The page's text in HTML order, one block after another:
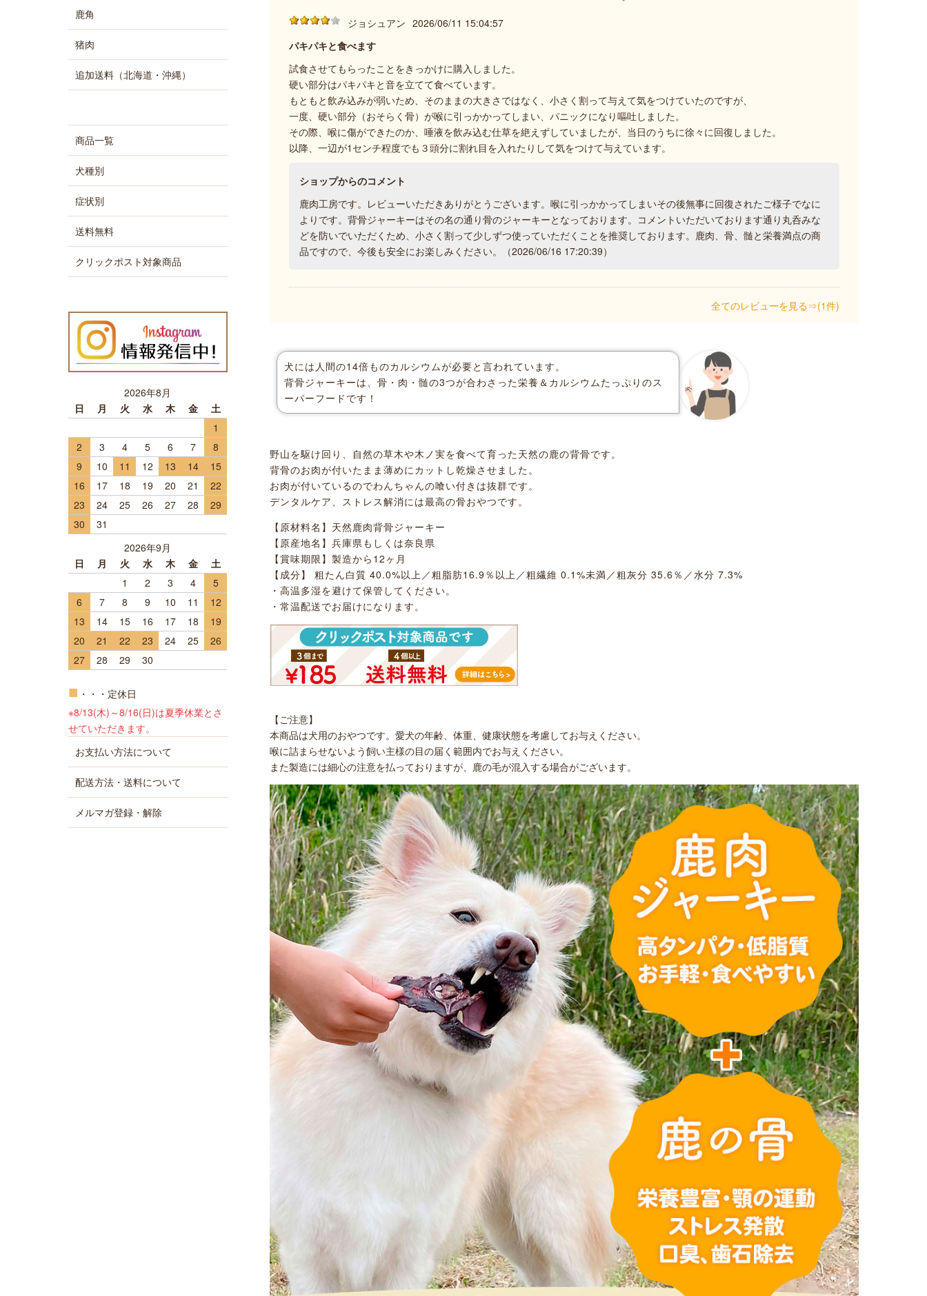
ジョシュアン 2026/06/11 15:04:57
パキパキと食べます
試食させてもらったことをきっかけに購入しました。
硬い部分はパキパキと音を立てて食べています。
もともと飲み込みが弱いため、そのままの大きさではなく、小さく割って与えて気をつけていたのですが、
一度、硬い部分（おそらく骨）が喉に引っかかってしまい、パニックになり嘔吐しました。
その際、喉に傷ができたのか、唾液を飲み込む仕草を絶えずしていましたが、当日のうちに徐々に回復しました。
以降、一辺が1センチ程度でも３頭分に割れ目を入れたりして気をつけて与えています。
ショップからのコメント
鹿肉工房です。レビューいただきありがとうございます。喉に引っかかってしまいその後無事に回復されたご様子でなに
よりです。背骨ジャーキーはその名の通り骨のジャーキーとなっております。コメントいただいております通り丸呑みな
どを防いでいただくため、小さく割って少しずつ使っていただくことを推奨しております。鹿肉、骨、髄と栄養満点の商
品ですので、今後も安全にお楽しみください。（2026/06/16 17:20:39）
全てのレビューを見る⇒(1件)
犬には人間の14倍ものカルシウムが必要と言われています。
背骨ジャーキーは、骨・肉・髄の3つが合わさった栄養＆カルシウムたっぷりのス
ーパーフードです！
野山を駆け回り、自然の草木や木ノ実を食べて育った天然の鹿の背骨です。
背骨のお肉が付いたまま薄めにカットし乾燥させました。
お肉が付いているのでわんちゃんの喰い付きは抜群です。
デンタルケア、ストレス解消には最高の骨おやつです。
【原材料名】天然鹿肉背骨ジャーキー
【原産地名】兵庫県もしくは奈良県
【賞味期限】製造から12ヶ月
【成分】 粗たん白質 40.0%以上／粗脂肪16.9％以上／粗繊維 0.1%未満／粗灰分 35.6％／水分 7.3%
・高温多湿を避けて保管してください。
・常温配送でお届けになります。
【ご注意】
本商品は犬用のおやつです。愛犬の年齢、体重、健康状態を考慮してお与えください。
喉に詰まらせないよう飼い主様の目の届く範囲内でお与えください。
また製造には細心の注意を払っておりますが、鹿の毛が混入する場合がございます。
鹿角
猪肉
追加送料（北海道・沖縄）
商品一覧
犬種別
症状別
送料無料
クリックポスト対象商品
2026年8月
日
月 火 水 木 金
土
1
2
3 4 5 6 7
8
9
10 11 12 13 14
15
16
17 18 19 20 21
22
23
24 25 26 27 28
29
30
31
2026年9月
日
月 火 水 木 金
土
1
2 3 4
5
6
7 8 9 10 11
12
13
14 15 16 17 18
19
20
21 22 23 24 25
26
27
28 29 30
■ ・・・定休日
※8/13(木)～8/16(日)は夏季休業とさ
せていただきます。
お支払い方法について
配送方法・送料について
メルマガ登録・解除